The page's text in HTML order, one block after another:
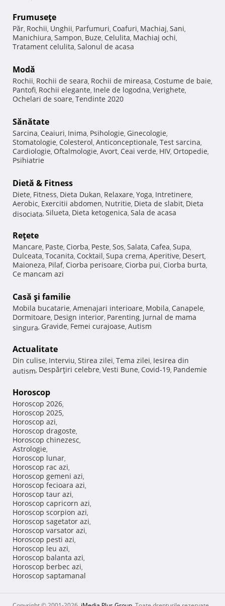
Frumuseţe
Păr, Rochii, Unghii, Parfumuri, Coafuri, Machiaj, Sani,
Manichiura, Sampon, Buze, Celulita, Machiaj ochi,
Tratament celulita, Salonul de acasa
Modă
Rochii, Rochii de seara, Rochii de mireasa, Costume de baie,
Pantofi, Rochii elegante, Inele de logodna, Verighete,
Ochelari de soare, Tendinte 2020
Sănătate
Sarcina, Ceaiuri, Inima, Psihologie, Ginecologie,
Stomatologie, Colesterol, Anticonceptionale, Test sarcina,
Cardiologie, Oftalmologie, Avort, Ceai verde, HIV, Ortopedie,
Psihiatrie
Dietă & Fitness
Diete, Fitness, Dieta Dukan, Relaxare, Yoga, Intretinere,
Aerobic, Exercitii abdomen, Nutritie, Dieta de slabit, Dieta
disociata, Silueta, Dieta ketogenica, Sala de acasa
Reţete
Mancare, Paste, Ciorba, Peste, Sos, Salata, Cafea, Supa,
Dulceata, Tocanita, Cocktail, Supa crema, Aperitive, Desert,
Maioneza, Pilaf, Ciorba perisoare, Ciorba pui, Ciorba burta,
Ce mancam azi
Casă şi familie
Mobila bucatarie, Amenajari interioare, Mobila, Canapele,
Dormitoare, Design interior, Parenting, Jurnal de mama
singura, Gravide, Femei curajoase, Autism
Actualitate
Din culise, Interviu, Stirea zilei, Tema zilei, Iesirea din
autism, Despărţiri celebre, Vesti Bune, Covid-19, Pandemie
Horoscop
Horoscop 2026,
Horoscop 2025,
Horoscop azi,
Horoscop dragoste,
Horoscop chinezesc,
Astrologie,
Horoscop lunar,
Horoscop rac azi,
Horoscop gemeni azi,
Horoscop fecioara azi,
Horoscop taur azi,
Horoscop capricorn azi,
Horoscop scorpion azi,
Horoscop sagetator azi,
Horoscop varsator azi,
Horoscop pesti azi,
Horoscop leu azi,
Horoscop balanta azi,
Horoscop berbec azi,
Horoscop saptamanal